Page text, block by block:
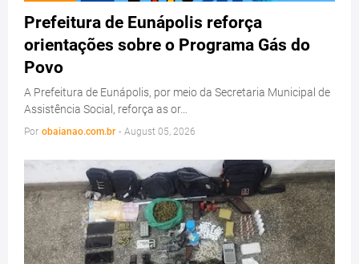
Prefeitura de Eunápolis reforça
orientações sobre o Programa Gás do
Povo
A Prefeitura de Eunápolis, por meio da Secretaria Municipal de
Assistência Social, reforça as or…
Por obaianao.com.br - August 05, 2026